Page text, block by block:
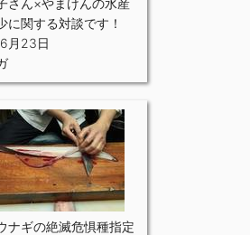
に関する対談です！
月23日
ナギの絶滅危惧種指定